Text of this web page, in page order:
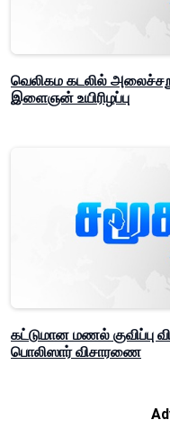
வெலிகம கடலில்
இளைஞன் உயிரிழப்பு
கட்டுமான மணல் குவிப்பு
பொலிஸார் விசாரணை